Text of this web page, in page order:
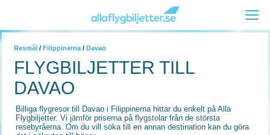
Resmål / Filippinerna / Davao
FLYGBILJETTER TILL
DAVAO
Billiga flygresor till Davao i Filippinerna hittar du enkelt på Alla
Flygbiljetter. Vi jämför priserna på flygstolar från de största
resebyråerna. Om du vill söka till en annan destination kan du göra